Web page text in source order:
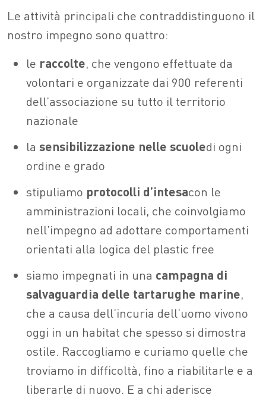
Le attività principali che contraddistinguono il
nostro impegno sono quattro:
le raccolte, che vengono effettuate da
volontari e organizzate dai 900 referenti
dell’associazione su tutto il territorio
nazionale
la sensibilizzazione nelle scuoledi ogni
ordine e grado
stipuliamo protocolli d’intesacon le
amministrazioni locali, che coinvolgiamo
nell’impegno ad adottare comportamenti
orientati alla logica del plastic free
siamo impegnati in una campagna di
salvaguardia delle tartarughe marine,
che a causa dell’incuria dell’uomo vivono
oggi in un habitat che spesso si dimostra
ostile. Raccogliamo e curiamo quelle che
troviamo in difficoltà, fino a riabilitarle e a
liberarle di nuovo. E a chi aderisce